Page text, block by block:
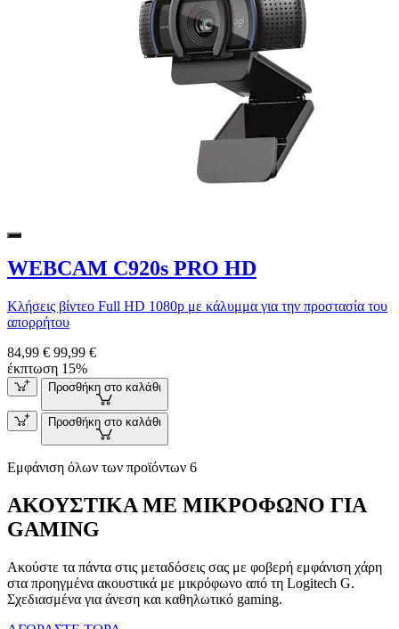
WEBCAM C920s PRO HD
Κλήσεις βίντεο Full HD 1080p με κάλυμμα για την προστασία του
απορρήτου
84,99 € 99,99 €
έκπτωση 15%
Προσθήκη στο καλάθι
Προσθήκη στο καλάθι
Εμφάνιση όλων των προϊόντων 6
ΑΚΟΥΣΤΙΚΑ ΜΕ ΜΙΚΡΟΦΩΝΟ ΓΙΑ
GAMING
Ακούστε τα πάντα στις μεταδόσεις σας με φοβερή εμφάνιση χάρη
στα προηγμένα ακουστικά με μικρόφωνο από τη Logitech G.
Σχεδιασμένα για άνεση και καθηλωτικό gaming.